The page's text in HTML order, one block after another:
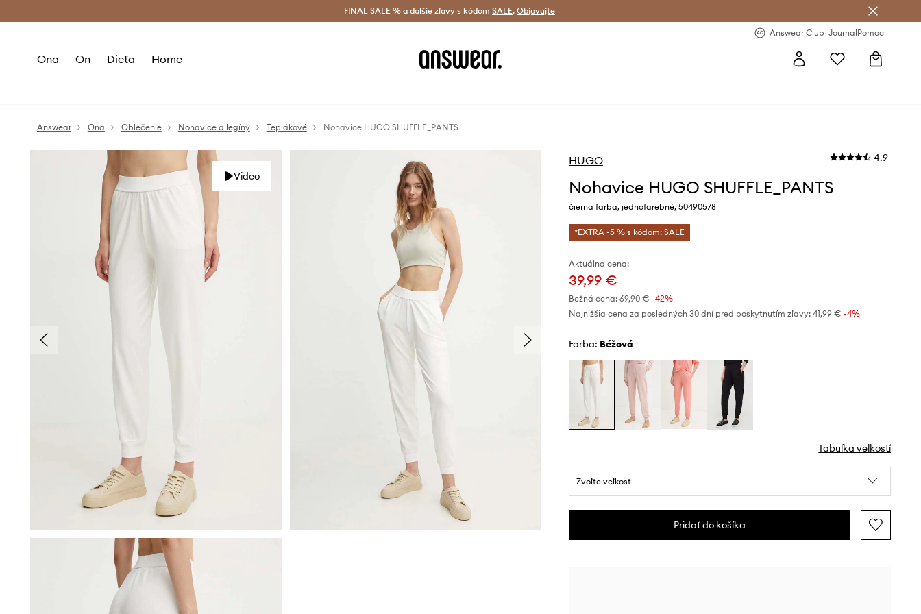
Bezplatná doprava od 60 € > Doručenie aj do 24 h >
FINAL SALE % a ďalšie zľavy s kódom SALE. Objavujte
Answear Club JournalPomoc
Ona On Dieťa Home
Answear Ona Oblečenie Nohavice a legíny Teplákové Nohavice HUGO SHUFFLE_PANTS
Video
HUGO 4.9
Nohavice HUGO SHUFFLE_PANTS
čierna farba, jednofarebné, 50490578
*EXTRA -5 % s kódom: SALE
Aktuálna cena:
39,99 €
Bežná cena: 69,90 € -42%
Najnižšia cena za posledných 30 dní pred poskytnutím zľavy: 41,99 € -4%
Farba: béžová
Tabuľka veľkostí
Zvoľte veľkosť
Pridať do košíka